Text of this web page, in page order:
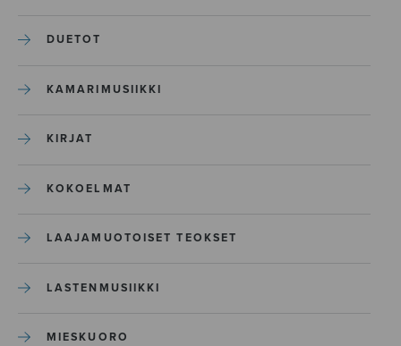
DUETOT
KAMARIMUSIIKKI
KIRJAT
KOKOELMAT
LAAJAMUOTOISET TEOKSET
LASTENMUSIIKKI
MIESKUORO